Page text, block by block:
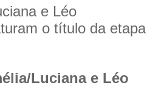
e Léo
o título da etapa
Luciana e Léo